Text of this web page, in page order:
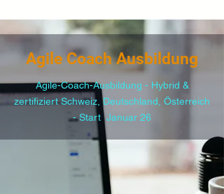
Agile Coach Ausbildung
Agile-Coach-Ausbildung - Hybrid &
zertifiziert Schweiz, Deutschland, Österreich
- Start Januar 26